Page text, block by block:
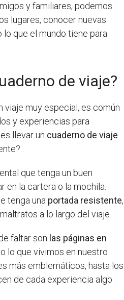
y familiares, podemos
lugares, conocer nuevas
que el mundo tiene para
de viaje?
viaje muy especial, es común
y experiencias para
llevar un cuaderno de viaje
que tenga un buen
en la cartera o la mochila.
tenga una portada resistente,
a lo largo del viaje.
faltar son las páginas en
lo que vivimos en nuestro
más emblemáticos, hasta los
de cada experiencia algo